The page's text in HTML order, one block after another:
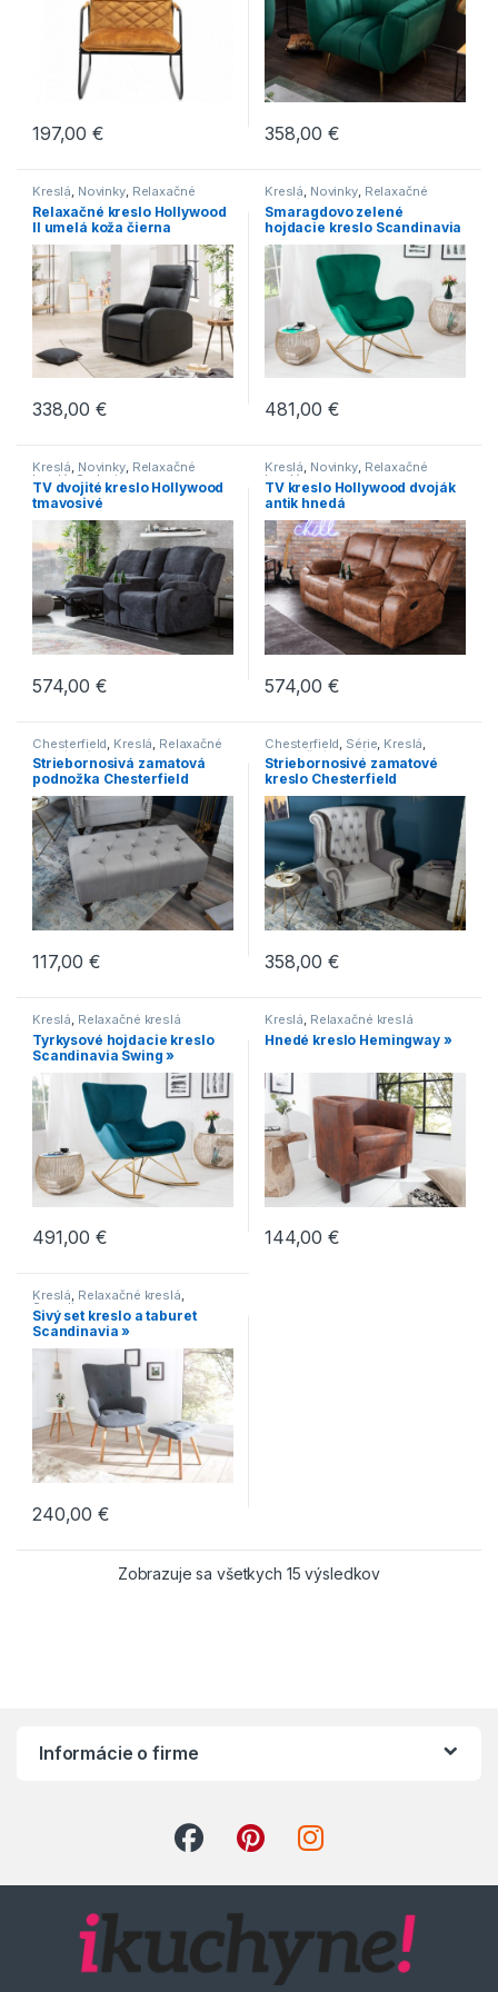
Takže neváhajte, vyberajte a nakupujte.
197,00€ 358,00€
Kreslá, Novinky, Relaxačné
kreslá
Relaxačné kreslo Hollywood
II umelá koža čierna
338,00€
Kreslá, Novinky, Relaxačné
kreslá
Smaragdovo zelené
hojdacie kreslo Scandinavia
Swing »
481,00€
Kreslá, Novinky, Relaxačné
kreslá Sedenie
TV dvojité kreslo Hollywood
tmavosivé
574,00€
Kreslá, Novinky, Relaxačné
kreslá
TV kreslo Hollywood dvoják
antik hnedá
574,00€
Chesterfield Kreslá Relaxačné
kreslá Série, Taburetky
Striebornosivá zamatová
podnožka Chesterfield
117,00€
Chesterfield Série Kreslá
Relaxačné kreslá Novinky
Striebornosivé zamatové
kreslo Chesterfield
358,00€
Kreslá, Relaxačné kreslá
Tyrkysové hojdacie kreslo
Scandinavia Swing »
491,00€
Kreslá, Relaxačné kreslá
Hnedé kreslo Hemingway »
144,00€
Kreslá, Relaxačné kreslá,
Scandic
Sivý set kreslo a taburet
Scandinavia »
240,00€
Zobrazuje sa všetkych 15 výsledkov
Informácie o firme